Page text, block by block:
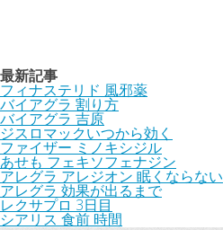
最新記事
フィナステリド 風邪薬
バイアグラ 割り方
バイアグラ 吉原
ジスロマックいつから効く
ファイザー ミノキシジル
あせも フェキソフェナジン
アレグラ アレジオン 眠くならない
アレグラ 効果が出るまで
レクサプロ 3日目
シアリス 食前 時間